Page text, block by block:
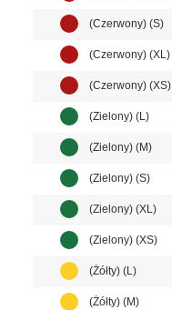
(Czerwony) (S)
(Czerwony) (XL)
(Czerwony) (XS)
(Zielony) (L)
(Zielony) (M)
(Zielony) (S)
(Zielony) (XL)
(Zielony) (XS)
(Żółty) (L)
(Żółty) (M)